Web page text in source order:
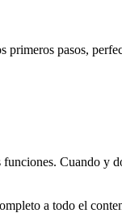
pasos,
Cuando y
a todo el